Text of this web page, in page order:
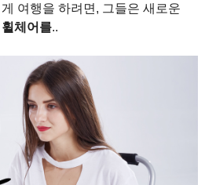
여행을 하려면, 그들은 새로운
체어를..